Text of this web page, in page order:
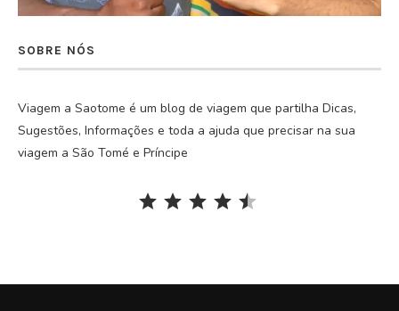
SOBRE NÓS
Viagem a Saotome é um blog de viagem que partilha Dicas,
Sugestões, Informações e toda a ajuda que precisar na sua
viagem a São Tomé e Príncipe